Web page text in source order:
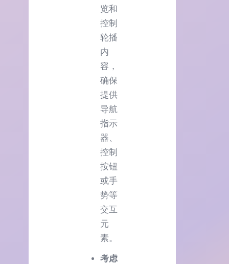
览和
控制
轮播
内
容，
确保
提供
导航
指示
器、
控制
按钮
或手
势等
交互
元
素。
考虑